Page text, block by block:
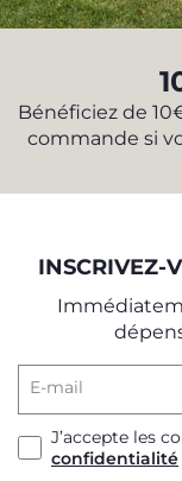
Bénéficiez de
commande si
INSCRIVEZ-
E-mail
J’accepte les
confidentialité